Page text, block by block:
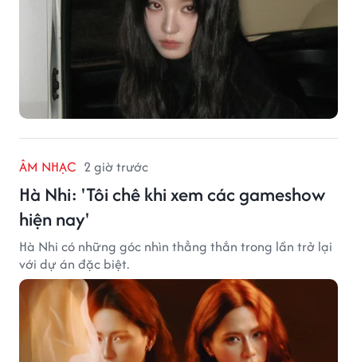
ÂM NHẠC 2 giờ trước
Hà Nhi: 'Tôi chê khi xem các gameshow
hiện nay'
Hà Nhi có những góc nhìn thẳng thắn trong lần trở lại
với dự án đặc biệt.